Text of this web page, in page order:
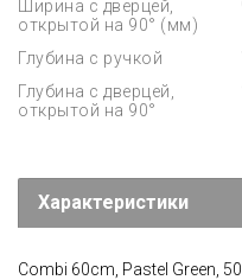
Ширина с дверцей,
открытой на 90° (мм)
Глубина с ручкой
Глубина с дверцей,
открытой на 90°
Характеристики
Combi 60cm, Pastel Green,